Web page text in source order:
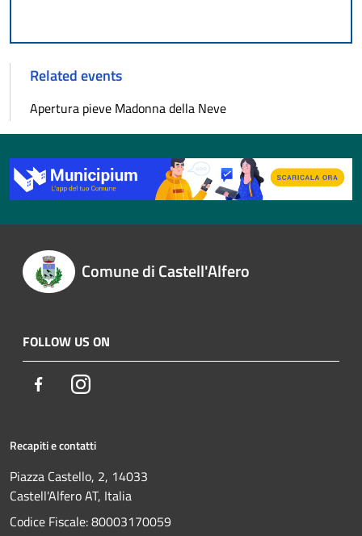
Related events
Apertura pieve Madonna della Neve
Comune di Castell'Alfero
FOLLOW US ON
FacebookInstagram
Recapiti e contatti
Piazza Castello, 2, 14033
Castell'Alfero AT, Italia
Codice Fiscale: 80003170059